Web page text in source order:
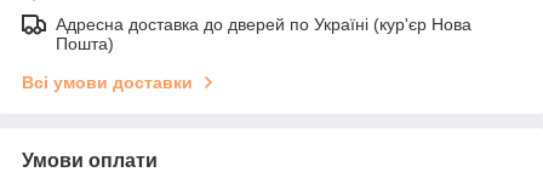
Адресна доставка до дверей по Україні (кур'єр Нова
Пошта)
Всі умови доставки
Умови оплати